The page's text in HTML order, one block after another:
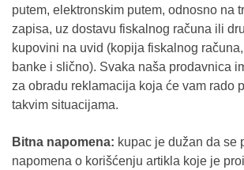
putem, elektronskim putem, odnosno na
zapisa, uz dostavu fiskalnog računa ili
kupovini na uvid (kopija fiskalnog
banke i slično). Svaka naša prodavnica
za obradu reklamacija koja će vam rado
takvim situacijama.
Bitna napomena: kupac je dužan da se
napomena o korišćenju artikla koje je